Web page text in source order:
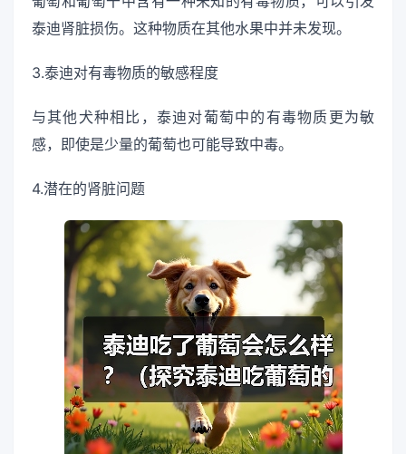
泰迪肾脏损伤。这种物质在其他水果中并未发现。
3.泰迪对有毒物质的敏感程度
与其他犬种相比，泰迪对葡萄中的有毒物质更为敏
感，即使是少量的葡萄也可能导致中毒。
4.潜在的肾脏问题